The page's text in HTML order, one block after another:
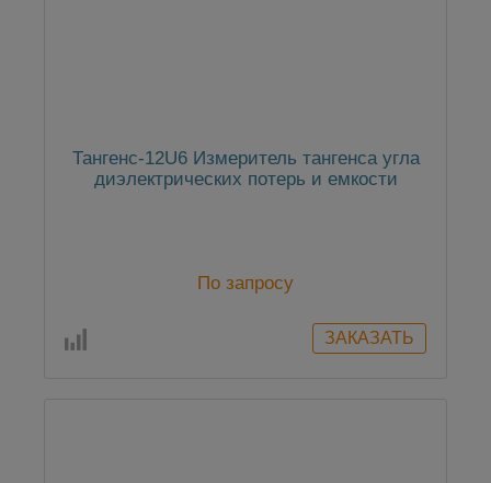
Тангенс-12U6 Измеритель тангенса угла
диэлектрических потерь и емкости
По запросу